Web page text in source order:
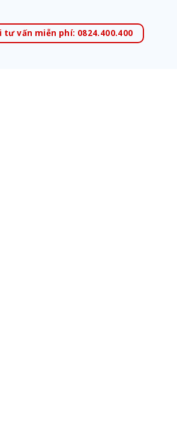
tư vấn miễn phí: 0824.400.400